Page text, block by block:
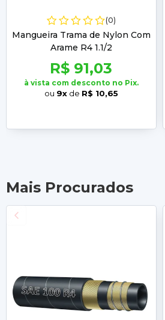
(0)
Mangueira Trama de Nylon Com
Arame R4 1.1/2
R$ 91,03
à vista com desconto no Pix.
ou 9xde R$ 10,65
Mais Procurados